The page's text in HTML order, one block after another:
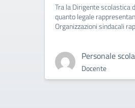
Tra la Dirigente scolastica
quanto legale
Organizzazioni sindacali
Personale
Docente